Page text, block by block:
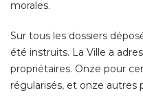
morales.
Sur tous les dossiers
été instruits. La Ville a
propriétaires. Onze pour
régularisés, et onze autres